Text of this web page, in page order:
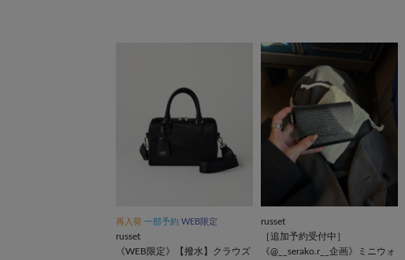
再入荷 一部予約 WEB限定
russet
《WEB限定》【撥水】クラウズ
russet
［追加予約受付中］
《@__serako.r__企画》ミニウォ